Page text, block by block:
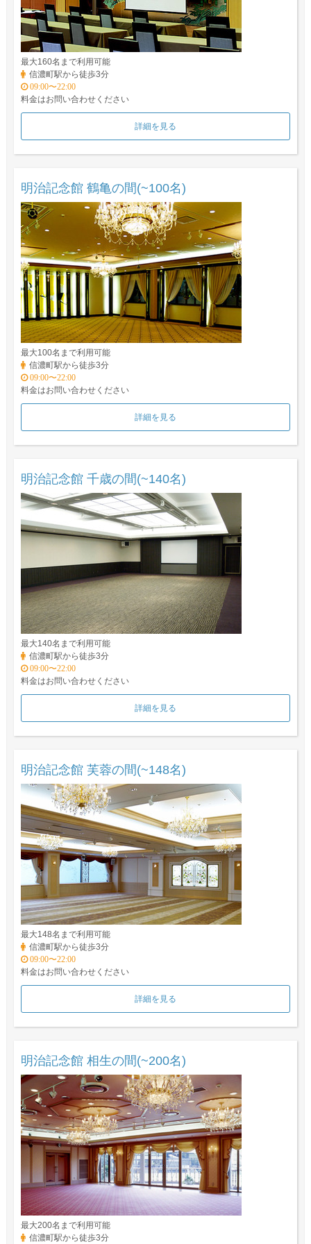
最大160名まで利用可能
信濃町駅から徒歩3分
09:00〜22:00
料金はお問い合わせください
詳細を見る
明治記念館 鶴亀の間(~100名)
最大100名まで利用可能
信濃町駅から徒歩3分
09:00〜22:00
料金はお問い合わせください
詳細を見る
明治記念館 千歳の間(~140名)
最大140名まで利用可能
信濃町駅から徒歩3分
09:00〜22:00
料金はお問い合わせください
詳細を見る
明治記念館 芙蓉の間(~148名)
最大148名まで利用可能
信濃町駅から徒歩3分
09:00〜22:00
料金はお問い合わせください
詳細を見る
明治記念館 相生の間(~200名)
最大200名まで利用可能
信濃町駅から徒歩3分